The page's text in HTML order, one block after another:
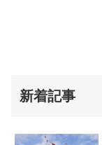
新着記事